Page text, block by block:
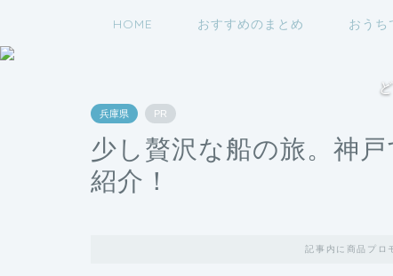
HOME おすすめのまとめ おうち
兵庫県 PR
少し贅沢な船の旅。神
紹介！
記事内に商品プロ